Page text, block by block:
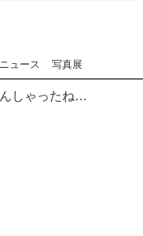
ニュース 写真展
博多によーきんしゃったね！ グローバルでディープな博多の今をリアルにレポート！ 「博多立ち呑み特集 第二弾 赤たん」編〜